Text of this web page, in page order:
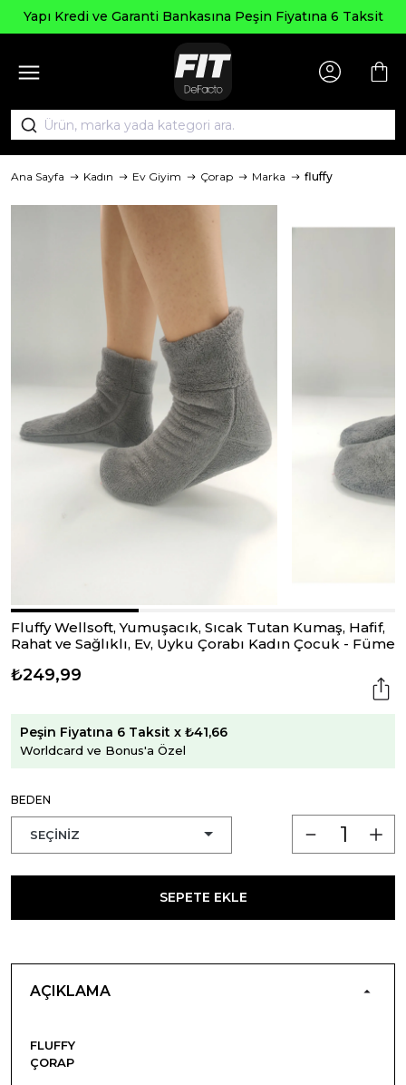
ve Garanti Bankasına Peşin Fiyatına 6 Taksit
Ana Sayfa Kadın Ev Giyim Çorap Marka fluffy
Fluffy Wellsoft, Yumuşacık, Sıcak Tutan Kumaş, Hafif,
Rahat ve Sağlıklı, Ev, Uyku Çorabı Kadın Çocuk - Füme
₺249,99
Peşin Fiyatına 6 Taksit x ₺41,66
Worldcard ve Bonus'a Özel
BEDEN
SEPETE EKLE
AÇIKLAMA
FLUFFY
ÇORAP